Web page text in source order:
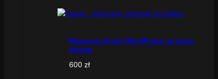
Migracja strony WordPress na nowy
serwer
600 zł